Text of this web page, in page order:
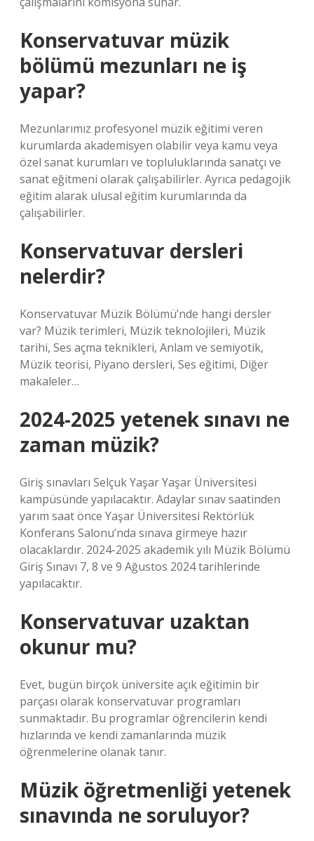
Konservatuvar müzik
bölümü mezunları ne iş
yapar?
Mezunlarımız profesyonel müzik eğitimi veren
kurumlarda akademisyen olabilir veya kamu veya
özel sanat kurumları ve topluluklarında sanatçı ve
sanat eğitmeni olarak çalışabilirler. Ayrıca pedagojik
eğitim alarak ulusal eğitim kurumlarında da
çalışabilirler.
Konservatuvar dersleri
nelerdir?
Konservatuvar Müzik Bölümü’nde hangi dersler
var? Müzik terimleri, Müzik teknolojileri, Müzik
tarihi, Ses açma teknikleri, Anlam ve semiyotik,
Müzik teorisi, Piyano dersleri, Ses eğitimi, Diğer
makaleler…
2024-2025 yetenek sınavı ne
zaman müzik?
Giriş sınavları Selçuk Yaşar Yaşar Üniversitesi
kampüsünde yapılacaktır. Adaylar sınav saatinden
yarım saat önce Yaşar Üniversitesi Rektörlük
Konferans Salonu’nda sınava girmeye hazır
olacaklardır. 2024-2025 akademik yılı Müzik Bölümü
Giriş Sınavı 7, 8 ve 9 Ağustos 2024 tarihlerinde
yapılacaktır.
Konservatuvar uzaktan
okunur mu?
Evet, bugün birçok üniversite açık eğitimin bir
parçası olarak konservatuvar programları
sunmaktadır. Bu programlar öğrencilerin kendi
hızlarında ve kendi zamanlarında müzik
öğrenmelerine olanak tanır.
Müzik öğretmenliği yetenek
sınavında ne soruluyor?